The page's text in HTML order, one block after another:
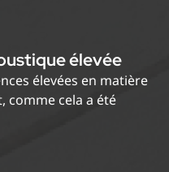
élevée
élevées en matière
comme cela a été